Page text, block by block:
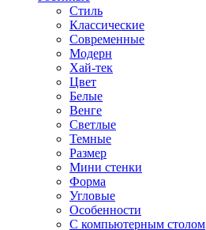
Стиль
Классические
Современные
Модерн
Хай-тек
Цвет
Белые
Венге
Светлые
Темные
Размер
Мини стенки
Форма
Угловые
Особенности
С компьютерным столом